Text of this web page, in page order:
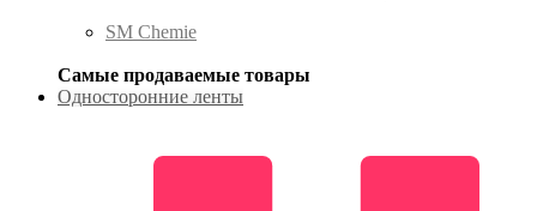
SM Chemie
Самые продаваемые товары
Односторонние ленты